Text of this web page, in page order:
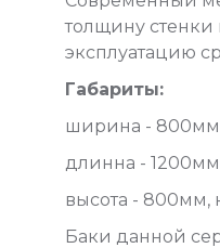
толщину
эксплуатацию
Габариты:
ширина - 800мм
длинна - 1200мм
высота - 800мм,
Баки данной